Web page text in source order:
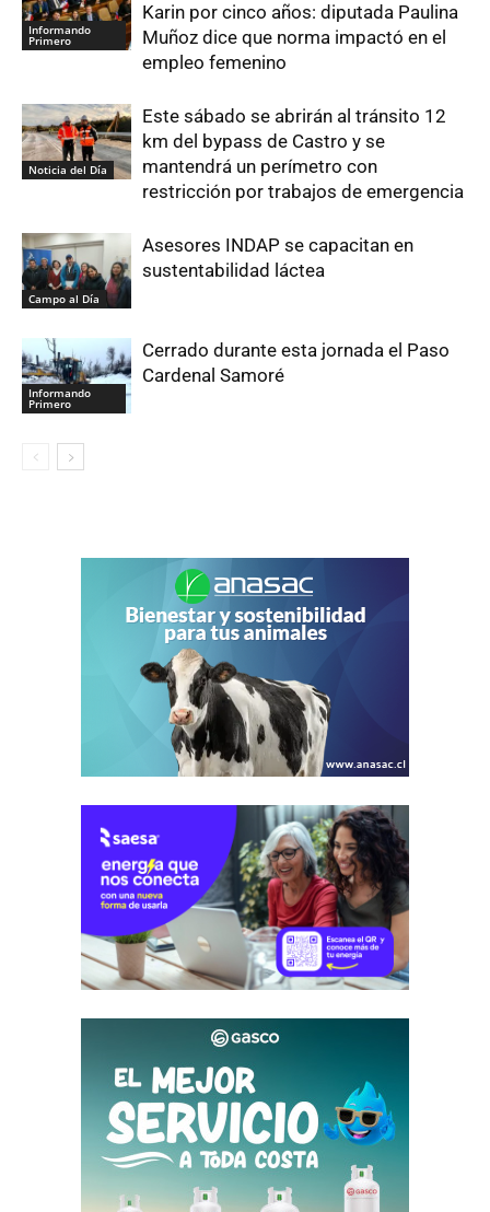
Informando
Primero
Karin por cinco años: diputada Paulina
Muñoz dice que norma impactó en el
empleo femenino
Noticia del Día
Este sábado se abrirán al tránsito 12
km del bypass de Castro y se
mantendrá un perímetro con
restricción por trabajos de emergencia
Campo al Día
Asesores INDAP se capacitan en
sustentabilidad láctea
Informando
Primero
Cerrado durante esta jornada el Paso
Cardenal Samoré